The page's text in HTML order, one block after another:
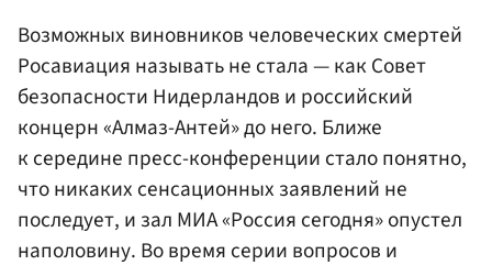
Возможных виновников человеческих смертей
Росавиация называть не стала — как Совет
безопасности Нидерландов и российский
концерн «Алмаз-Антей» до него. Ближе
к середине пресс-конференции стало понятно,
что никаких сенсационных заявлений не
последует, и зал МИА «Россия сегодня» опустел
наполовину. Во время серии вопросов и